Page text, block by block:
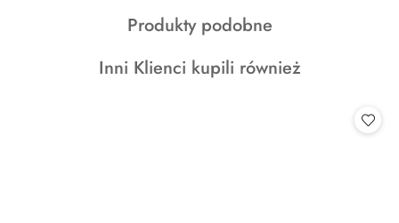
statusie:Produkty
statusie:
Produkty podobne
Produkty
Inni Klienci kupili również